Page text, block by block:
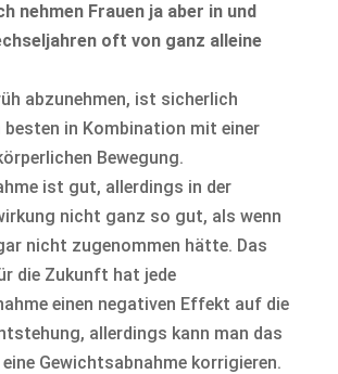
nehmen Frauen ja aber in und
oft von ganz alleine
abzunehmen, ist sicherlich
besten in Kombination mit einer
Bewegung.
ist gut, allerdings in der
nicht ganz so gut, als wenn
nicht zugenommen hätte. Das
die Zukunft hat jede
einen negativen Effekt auf die
allerdings kann man das
Gewichtsabnahme korrigieren.